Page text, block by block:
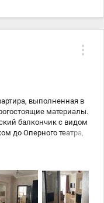
выполненная в
материалы.
балкончик с видом
до Оперного театра,
лучшее!